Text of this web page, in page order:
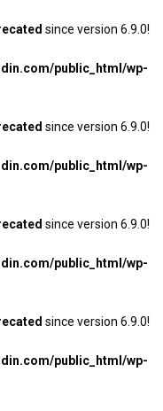
since version 6.9.0!
public_html/wp-
since version 6.9.0!
public_html/wp-
since version 6.9.0!
public_html/wp-
since version 6.9.0!
public_html/wp-